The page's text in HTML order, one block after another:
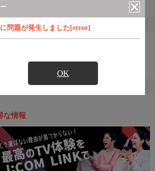
問題が発生しました[error]
OK
すすめ番組
な情報